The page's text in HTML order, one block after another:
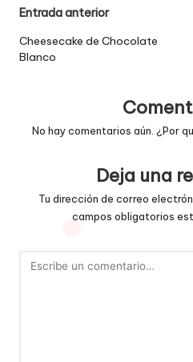
Navegación
de
entradas
Entrada anterior
Cheesecake de Chocolate
Blanco
No hay comentarios aún. ¿Por
Deja una
Tu dirección de correo
campos obligatorios